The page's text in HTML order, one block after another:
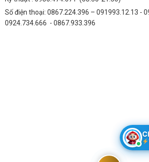
Done, Philips, Meanwell,
điện ổn định, bảo vệ đèn khỏi các tác động
Số điện thoại: 0867.224.396 – 091993.12.13 -
0924.734.666 - 0867.933.396